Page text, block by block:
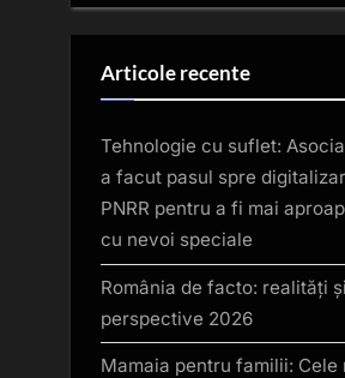
Articole recente
Tehnologie cu suflet:
a facut pasul spre
PNRR pentru a fi mai
cu nevoi speciale
România de facto: realități și
perspective 2026
Mamaia pentru familii: Cele